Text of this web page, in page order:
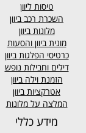
טיסות ליוון
השכרת רכב ביוון
מלונות ביוון
מונית ביוון והסעות
כרטיסי הפלגות ביוון
דילים וחבילות נופש
הזמנת וילה ביוון
אטרקציות ביוון
המלצה על מלונות
מידע כללי